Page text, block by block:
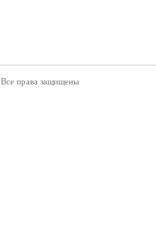
Все права защищены